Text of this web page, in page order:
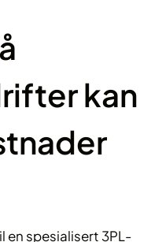
kan
en spesialisert 3PL-